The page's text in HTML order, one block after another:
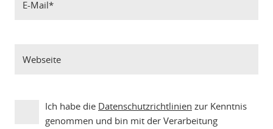
Ich habe die Datenschutzrichtlinien zur Kenntnis
genommen und bin mit der Verarbeitung